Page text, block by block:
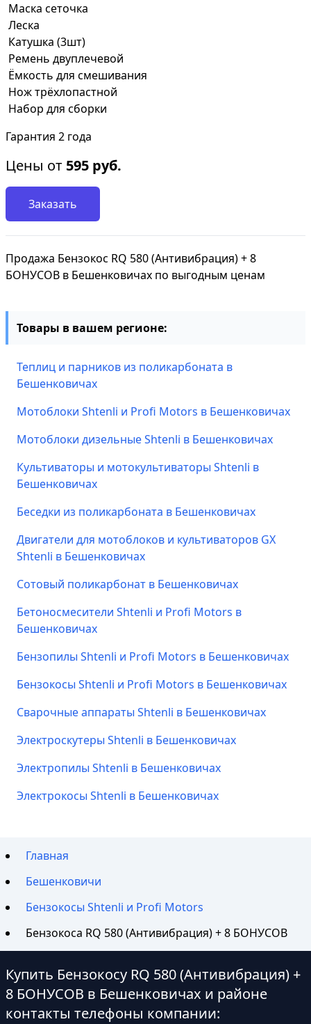
Маска сеточка
Леска
Катушка (3шт)
Ремень двуплечевой
Ёмкость для смешивания
Нож трёхлопастной
Набор для сборки
Гарантия 2 года
Цены от 595 руб.
Заказать
Продажа Бензокос RQ 580 (Антивибрация) + 8
БОНУСОВ в Бешенковичах по выгодным ценам
Товары в вашем регионе:
Теплиц и парников из поликарбоната в
Бешенковичах
Мотоблоки Shtenli и Profi Motors в Бешенковичах
Мотоблоки дизельные Shtenli в Бешенковичах
Культиваторы и мотокультиваторы Shtenli в
Бешенковичах
Беседки из поликарбоната в Бешенковичах
Двигатели для мотоблоков и культиваторов GX
Shtenli в Бешенковичах
Сотовый поликарбонат в Бешенковичах
Бетоносмесители Shtenli и Profi Motors в
Бешенковичах
Бензопилы Shtenli и Profi Motors в Бешенковичах
Бензокосы Shtenli и Profi Motors в Бешенковичах
Сварочные аппараты Shtenli в Бешенковичах
Электроскутеры Shtenli в Бешенковичах
Электропилы Shtenli в Бешенковичах
Электрокосы Shtenli в Бешенковичах
Главная
Бешенковичи
Бензокосы Shtenli и Profi Motors
Бензокоса RQ 580 (Антивибрация) + 8 БОНУСОВ
Купить Бензокосу RQ 580 (Антивибрация) +
8 БОНУСОВ в Бешенковичах и районе
контакты телефоны компании: